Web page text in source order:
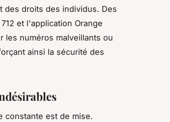
des droits des individus. Des
et l'application Orange
les numéros malveillants ou
ainsi la sécurité des
constante est de mise.